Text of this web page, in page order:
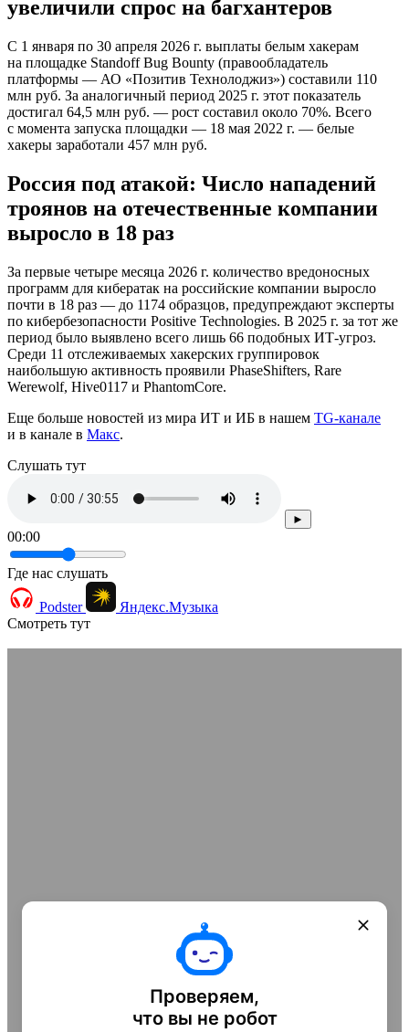
увеличили спрос на багхантеров
С 1 января по 30 апреля 2026 г. выплаты белым хакерам
на площадке Standoff Bug Bounty (правообладатель
платформы — АО «Позитив Технолоджиз») составили 110
млн руб. За аналогичный период 2025 г. этот по­казатель
достигал 64,5 млн руб. — рост составил около 70%. Всего
с момента запуска площадки — 18 мая 2022 г. — белые
хакеры заработали 457 млн руб.
Россия под атакой: Число нападений
троянов на отечественные компании
выросло в 18 раз
За первые четыре месяца 2026 г. количество вредоносных
программ для кибератак на российские компании выросло
почти в 18 раз — до 1174 образцов, предупреждают эксперты
по кибербезопасности Positive Technologies. В 2025 г. за тот же
период было выявлено всего лишь 66 подобных ИТ-угроз.
Среди 11 отслеживаемых хакерских группировок
наибольшую активность проявили PhaseShifters, Rare
Werewolf, Hive0117 и PhantomCore.
Еще больше новостей из мира ИТ и ИБ в нашем TG-канале
и в канале в Макс.
Cлушать тут
►
00:00
Где нас слушать
Podster
Яндекс.Музыка
Смотреть тут